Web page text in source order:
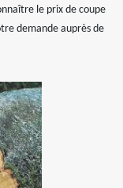
le prix de coupe
demande auprès de